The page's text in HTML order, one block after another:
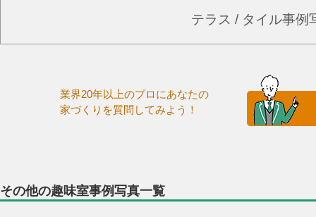
テラス / タイル事例
業界20年以上のプロにあなたの
家づくりを質問してみよう！
その他の趣味室事例写真一覧